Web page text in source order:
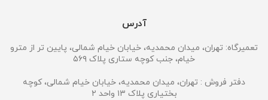
آدرس
تعمیرگاه: تهران، میدان محمدیه، خیابان خیام شمالی، پایین تر از مترو
خیام، جنب کوچه ستاری پلاک ۵۶۹
دفتر فروش : تهران، میدان محمدیه، خیابان خیام شمالی، کوچه
بختیاری پلاک ۱۳ واحد ۲